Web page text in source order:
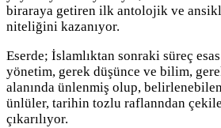
biraraya getiren ilk antolojik ve
niteliğini kazanıyor.
Eserde; İslamlıktan sonraki süreç
yönetim, gerek düşünce ve bilim,
alanında ünlenmiş olup,
ünlüler, tarihin tozlu raflanndan
çıkarılıyor.